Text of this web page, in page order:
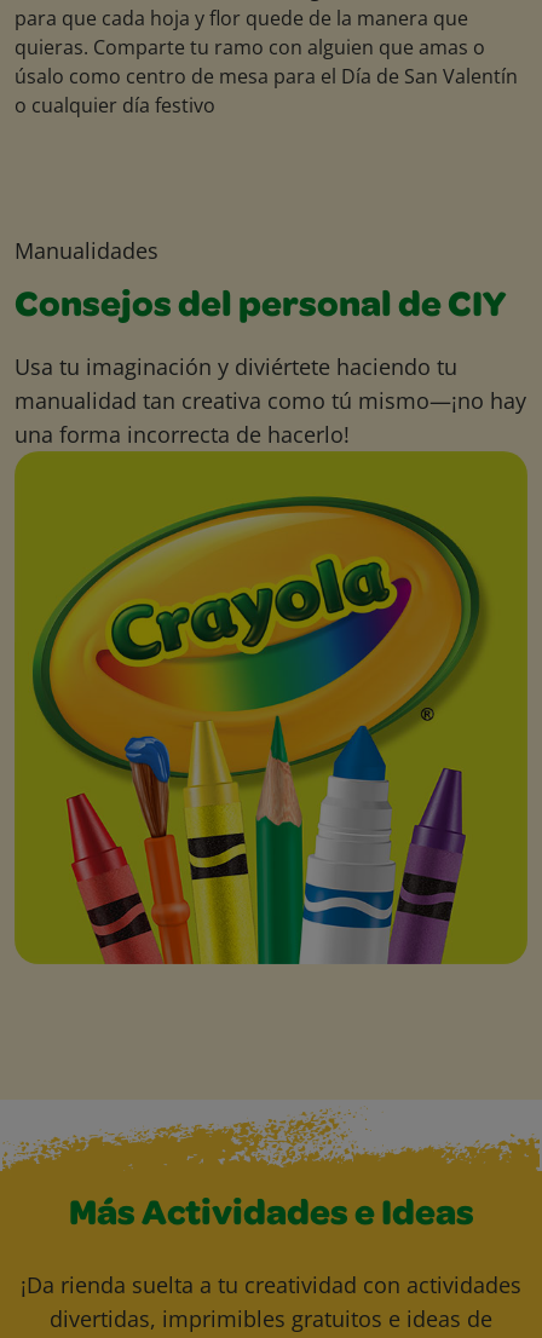
para que cada hoja y flor quede de la manera que
quieras. Comparte tu ramo con alguien que amas o
úsalo como centro de mesa para el Día de San Valentín
o cualquier día festivo
Manualidades
Consejos del personal de CIY
Usa tu imaginación y diviértete haciendo tu
manualidad tan creativa como tú mismo—¡no hay
una forma incorrecta de hacerlo!
Más Actividades e Ideas
¡Da rienda suelta a tu creatividad con actividades
divertidas, imprimibles gratuitos e ideas de